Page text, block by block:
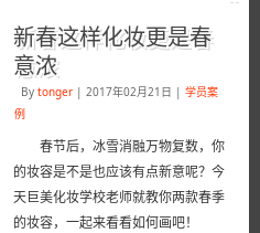
新春这样化妆更是春
意浓
By tonger | 2017年02月21日 | 学员案
例
春节后，冰雪消融万物复数，你
的妆容是不是也应该有点新意呢？今
天巨美化妆学校老师就教你两款春季
的妆容，一起来看看如何画吧！